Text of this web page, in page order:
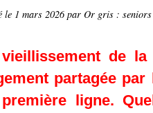
le 1 mars 2026par Or gris : seniors
de la
partagée
ligne.